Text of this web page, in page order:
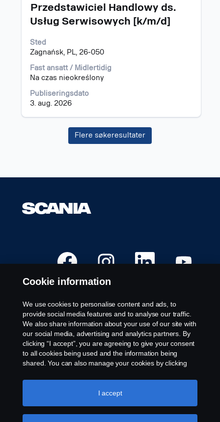
Tittel
Przedstawiciel Handlowy ds.
Usług Serwisowych [k/m/d]
Sted
Zagnańsk, PL, 26-050
Fast ansatt / Midlertidig
Na czas nieokreślony
Publiseringsdato
3. aug. 2026
Velg
mellomromstasten
å
vise
det
fullstendige
i
jobbinformasjonen.
Flere søkeresultater
p
n
s
n
y
t
t
f
a
e
a
p
n
s
i
n
y
t
t
f
a
n
e
a
Å
n
n
y
t
t
f
a
e
a
n
t
n
y
t
t
f
a
e
a
Ledige stillinger
Steder
Kontakt oss
Om Scania
Juridisk merknad
Personvernerklæring
Informasjonskapsler
Cookie information
We use cookies to personalise content and ads, to
provide social media features and to analyse our traffic.
We also share information about your use of our site with
our social media, advertising and analytics partners. By
clicking “I accept”, you are agreeing to give your consent
to all cookies being used and the information being
shared. You can also manage your cookies by clicking
like to accept. For a more detailed explanation of how we
use cookies, please visit our cookies section, which you
I accept